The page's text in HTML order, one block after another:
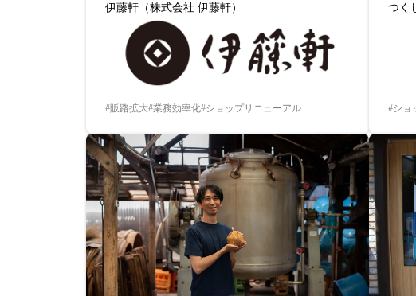
伊藤軒（株式会社 伊藤軒）
販路拡大 業務効率化 ショップリニューアル
つく
ショ